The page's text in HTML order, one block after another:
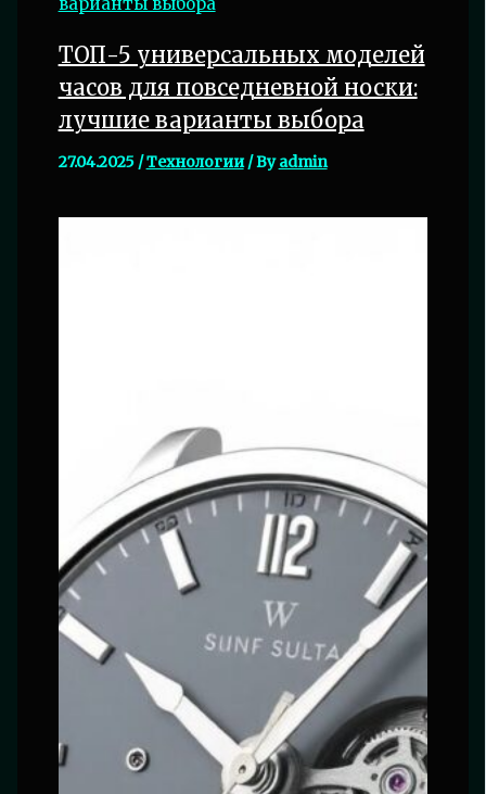
ТОП-5 универсальных моделей
часов для повседневной носки:
лучшие варианты выбора
27.04.2025 /Технологии/ Byadmin